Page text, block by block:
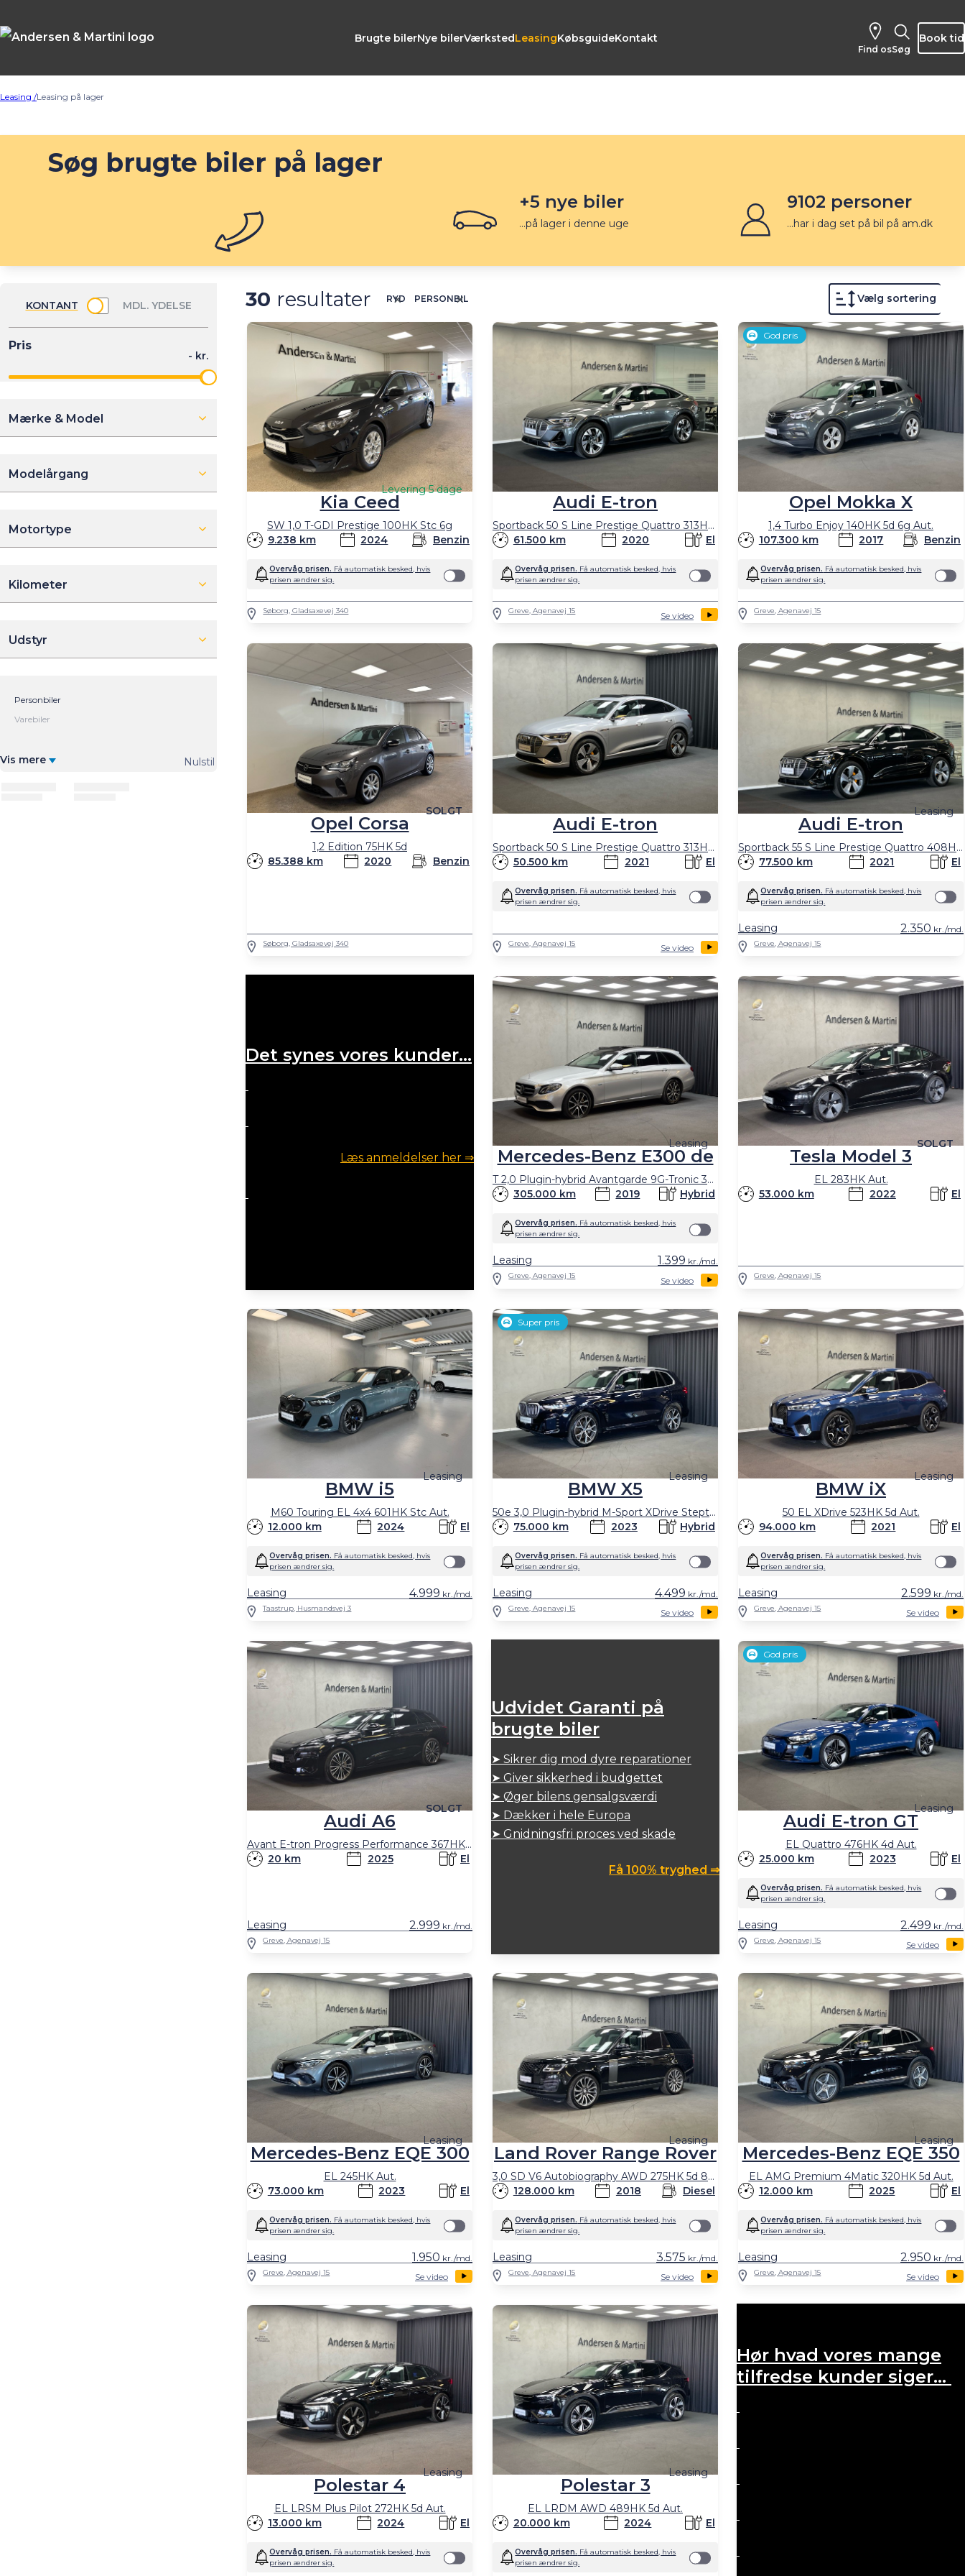
Brugte bilerNye bilerVærkstedLeasingKøbsguideKontakt
Find os Søg
Book tid
Leasing /Leasing på lager
Søg brugte biler på lager
9102 personer
...har i dag set på bil på am.dk
+5 nye biler
...på lager i denne uge
Mærke & Model
Modelårgang
Motortype
Kilometer
Udstyr
Vis mere Nulstil
30 resultater Vælg sortering
RYD PERSONBIL
Levering 5 dage
Kia Ceed
SW 1,0 T-GDI Prestige 100HK Stc 6g
9.238 km
2024 Benzin
Overvåg prisen. Få automatisk besked, hvis
prisen ændrer sig.
Søborg, Gladsaxevej 340
Audi E-tron
Sportback 50 S Line Prestige Quattro 313HK 5d Trinl. Gear
61.500 km
2020 El
Overvåg prisen. Få automatisk besked, hvis
prisen ændrer sig.
Greve, Agenavej 15 Se video
God pris
Opel Mokka X
1,4 Turbo Enjoy 140HK 5d 6g Aut.
107.300 km
2017 Benzin
Overvåg prisen. Få automatisk besked, hvis
prisen ændrer sig.
Greve, Agenavej 15
SOLGT
Opel Corsa
1,2 Edition 75HK 5d
85.388 km
2020 Benzin
Søborg, Gladsaxevej 340
Audi E-tron
Sportback 50 S Line Prestige Quattro 313HK 5d Aut.
50.500 km
2021 El
Overvåg prisen. Få automatisk besked, hvis
prisen ændrer sig.
Greve, Agenavej 15 Se video
Leasing
Audi E-tron
Sportback 55 S Line Prestige Quattro 408HK 5d Trinl. Gear
77.500 km
2021 El
Overvåg prisen. Få automatisk besked, hvis
prisen ændrer sig.
Leasing 2.350 kr./md.
Greve, Agenavej 15
Det synes vores kunder...
Læs anmeldelser her ⇒
Leasing
Mercedes-Benz E300 de
T 2,0 Plugin-hybrid Avantgarde 9G-Tronic 306HK Stc Aut.
305.000 km
2019 Hybrid
Overvåg prisen. Få automatisk besked, hvis
prisen ændrer sig.
Leasing 1.399 kr./md.
Greve, Agenavej 15 Se video
SOLGT
Tesla Model 3
EL 283HK Aut.
53.000 km
2022 El
Greve, Agenavej 15
Leasing
BMW i5
M60 Touring EL 4x4 601HK Stc Aut.
12.000 km
2024 El
Overvåg prisen. Få automatisk besked, hvis
prisen ændrer sig.
Leasing 4.999 kr./md.
Taastrup, Husmandsvej 3
Super pris
Leasing
BMW X5
50e 3,0 Plugin-hybrid M-Sport XDrive Steptronic 489HK 5d 8g Aut.
75.000 km
2023 Hybrid
Overvåg prisen. Få automatisk besked, hvis
prisen ændrer sig.
Leasing 4.499 kr./md.
Greve, Agenavej 15 Se video
Leasing
BMW iX
50 EL XDrive 523HK 5d Aut.
94.000 km
2021 El
Overvåg prisen. Få automatisk besked, hvis
prisen ændrer sig.
Leasing 2.599 kr./md.
Greve, Agenavej 15 Se video
SOLGT
Audi A6
Avant E-tron Progress Performance 367HK Stc Aut.
20 km
2025 El
Leasing 2.999 kr./md.
Greve, Agenavej 15
Udvidet Garanti på
brugte biler
➤ Sikrer dig mod dyre reparationer
➤ Giver sikkerhed i budgettet
➤ Øger bilens gensalgsværdi
➤ Dækker i hele Europa
➤ Gnidningsfri proces ved skade
Få 100% tryghed ⇒
God pris
Leasing
Audi E-tron GT
EL Quattro 476HK 4d Aut.
25.000 km
2023 El
Overvåg prisen. Få automatisk besked, hvis
prisen ændrer sig.
Leasing 2.499 kr./md.
Greve, Agenavej 15 Se video
Leasing
Mercedes-Benz EQE 300
EL 245HK Aut.
73.000 km
2023 El
Overvåg prisen. Få automatisk besked, hvis
prisen ændrer sig.
Leasing 1.950 kr./md.
Greve, Agenavej 15 Se video
Leasing
Land Rover Range Rover
3,0 SD V6 Autobiography AWD 275HK 5d 8g Aut.
128.000 km
2018 Diesel
Overvåg prisen. Få automatisk besked, hvis
prisen ændrer sig.
Leasing 3.575 kr./md.
Greve, Agenavej 15 Se video
Leasing
Mercedes-Benz EQE 350
EL AMG Premium 4Matic 320HK 5d Aut.
12.000 km
2025 El
Overvåg prisen. Få automatisk besked, hvis
prisen ændrer sig.
Leasing 2.950 kr./md.
Greve, Agenavej 15 Se video
Leasing
Polestar 4
EL LRSM Plus Pilot 272HK 5d Aut.
13.000 km
2024 El
Overvåg prisen. Få automatisk besked, hvis
prisen ændrer sig.
Leasing
Polestar 3
EL LRDM AWD 489HK 5d Aut.
20.000 km
2024 El
Overvåg prisen. Få automatisk besked, hvis
prisen ændrer sig.
Hør hvad vores mange
tilfredse kunder siger...